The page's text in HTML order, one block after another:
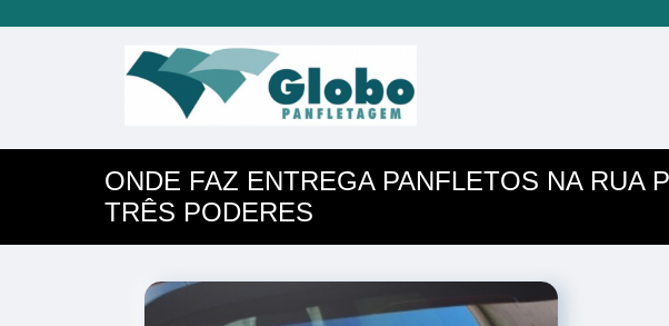
ONDE FAZ ENTREGA PANFLETOS NA RUA
TRÊS PODERES